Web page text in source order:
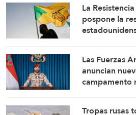
La
pospone la
Las Fuerzas
anuncian
campamento
asedio y
Tropas rusas